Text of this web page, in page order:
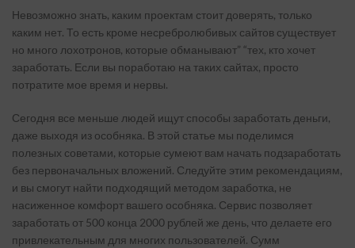
Невозможно знать, каким проектам стоит доверять, только
каким нет. То есть кроме несребролюбивых сайтов существует
но много лохотронов, которые обманывают” “тех, кто хочет
заработать. Если вы поработаю на таких сайтах, просто
потратите мое время и нервы.
Сегодня все меньше людей ищут способы заработать деньги,
даже выходя из особняка. В этой статье мы поделимся
полезных советами, которые сумеют вам начать подзаработать
без первоначальных вложений. Следуйте этим рекомендациям,
и вы смогут найти подходящий методом заработка, не
насиженное комфорт вашего особняка. Сервис позволяет
заработать от 500 конца 2000 рублей же день, что делаете его
привлекательным для многих пользователей. Сумм